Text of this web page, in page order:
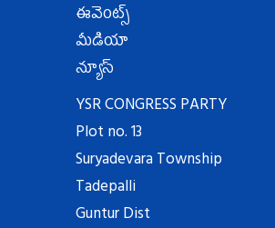
ఈవెంట్స్
మీడియా
న్యూస్
YSR CONGRESS PARTY
Plot no. 13
Suryadevara Township
Tadepalli
Guntur Dist